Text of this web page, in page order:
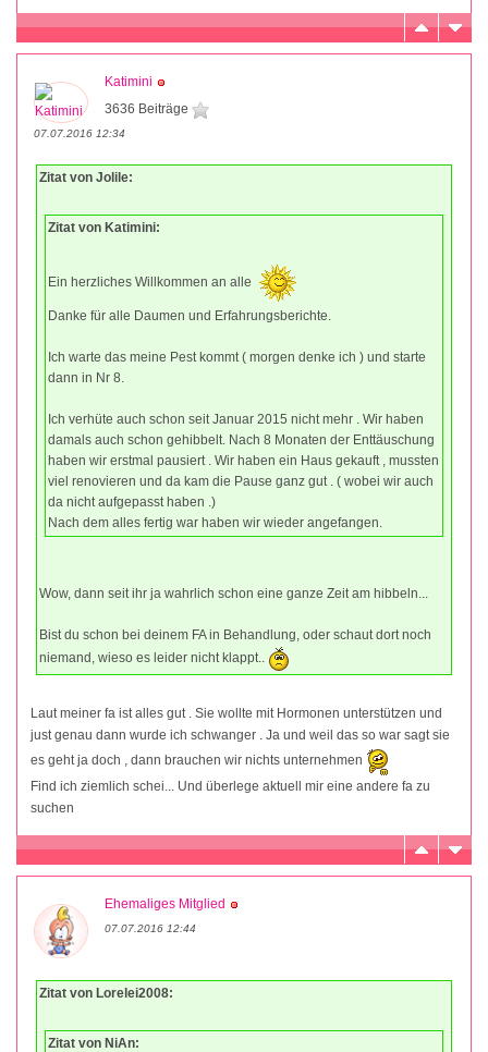
Katimini
3636 Beiträge
07.07.2016 12:34
Zitat von Jolile:
Zitat von Katimini:
Ein herzliches Willkommen an alle
Danke für alle Daumen und Erfahrungsberichte.
Ich warte das meine Pest kommt ( morgen denke ich ) und starte
dann in Nr 8.
Ich verhüte auch schon seit Januar 2015 nicht mehr . Wir haben
damals auch schon gehibbelt. Nach 8 Monaten der Enttäuschung
haben wir erstmal pausiert . Wir haben ein Haus gekauft , mussten
viel renovieren und da kam die Pause ganz gut . ( wobei wir auch
da nicht aufgepasst haben .)
Nach dem alles fertig war haben wir wieder angefangen.
Wow, dann seit ihr ja wahrlich schon eine ganze Zeit am hibbeln...
Bist du schon bei deinem FA in Behandlung, oder schaut dort noch
niemand, wieso es leider nicht klappt..
Laut meiner fa ist alles gut . Sie wollte mit Hormonen unterstützen und
just genau dann wurde ich schwanger . Ja und weil das so war sagt sie
es geht ja doch , dann brauchen wir nichts unternehmen
Find ich ziemlich schei... Und überlege aktuell mir eine andere fa zu
suchen
Ehemaliges Mitglied
07.07.2016 12:44
Zitat von Lorelei2008:
Zitat von NiAn: